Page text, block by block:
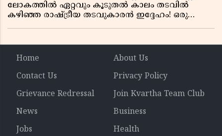
ലോകത്തിൽ ഏറ്റവും കൂടുതൽ കാലം തടവിൽ
കഴിഞ്ഞ രാഷ്ട്രീയ തടവുകാരൻ ഇദ്ദേഹം! ഒരു
Home
About Us
Contact Us
Privacy Policy
Grievance Redressal
Join Kvartha Team Club
News
Business
Jobs
Health